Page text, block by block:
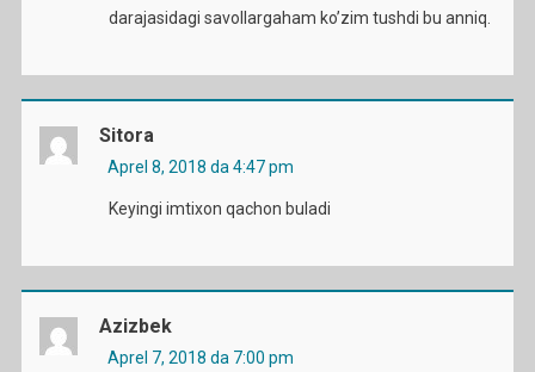
darajasidagi savollargaham ko’zim tushdi bu anniq.
Sitora
Aprel 8, 2018 da 4:47 pm
Keyingi imtixon qachon buladi
Azizbek
Aprel 7, 2018 da 7:00 pm